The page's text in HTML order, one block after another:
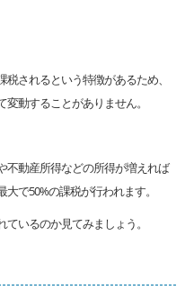
されるという特徴があるため、
動することがありません。
不動産所得などの所得が増えれば
で50%の課税が行われます。
いるのか見てみましょう。